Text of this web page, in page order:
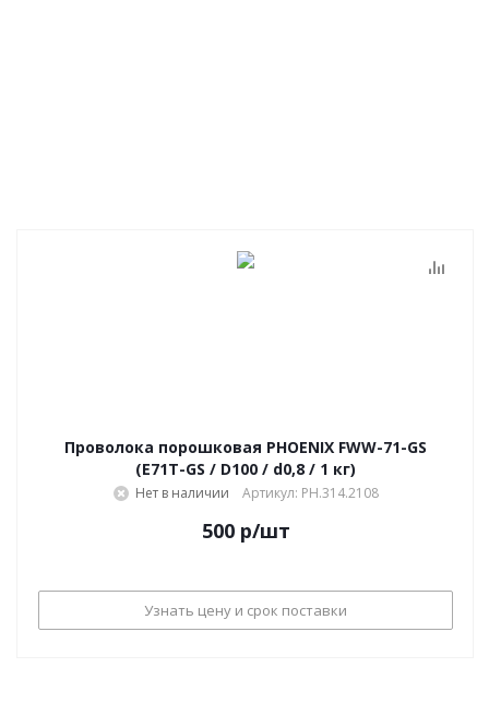
Проволока порошковая PHOENIX FWW-71-GS
(E71T-GS / D100 / d0,8 / 1 кг)
Нет в наличии Артикул: PH.314.2108
500р/шт
Узнать цену и срок поставки